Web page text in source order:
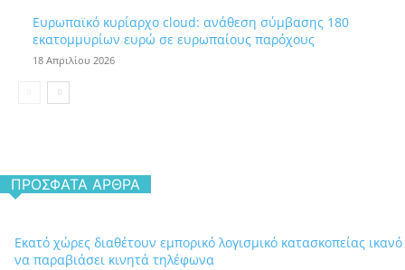
Ευρωπαϊκό κυρίαρχο cloud: ανάθεση σύμβασης 180
εκατομμυρίων ευρώ σε ευρωπαίους παρόχους
18 Απριλίου 2026
ΠΡΌΣΦΑΤΑ ΆΡΘΡΑ
Εκατό χώρες διαθέτουν εμπορικό λογισμικό κατασκοπείας ικανό
να παραβιάσει κινητά τηλέφωνα